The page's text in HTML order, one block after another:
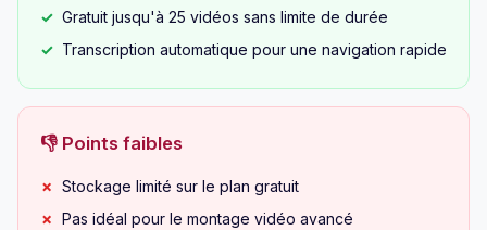
Gratuit jusqu'à 25 vidéos sans limite de durée
Transcription automatique pour une navigation rapide
👎 Points faibles
Stockage limité sur le plan gratuit
Pas idéal pour le montage vidéo avancé